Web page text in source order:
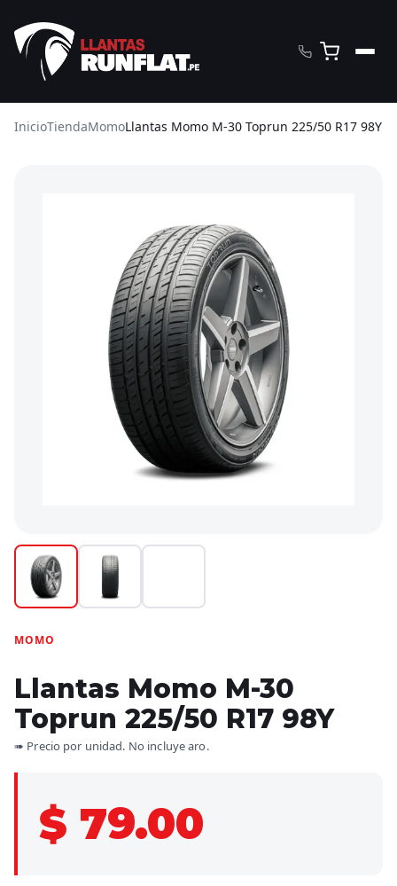
InicioTiendaMomoLlantas Momo M-30 Toprun 225/50 R17 98Y
MOMO
Llantas Momo M-30
Toprun 225/50 R17 98Y
➠ Precio por unidad. No incluye aro.
$ 79.00